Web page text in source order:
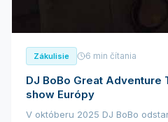
Zákulisie 6 min čítania
DJ BoBo Great
show Európy
V októberu 2025 DJ BoBo